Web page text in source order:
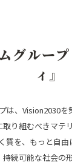
グルー
ィ』
は、Vision2030
り組むべきマテ
質を、もっと自
続可能な社会の